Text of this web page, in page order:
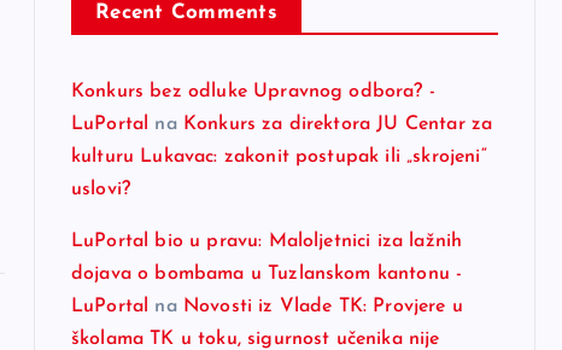
Recent Comments
Konkurs bez odluke Upravnog odbora? -
LuPortal
na Konkurs za direktora JU Centar za
kulturu Lukavac: zakonit postupak ili „skrojeni“
uslovi?
LuPortal bio u pravu: Maloljetnici iza lažnih
dojava o bombama u Tuzlanskom kantonu -
LuPortal
na Novosti iz Vlade TK: Provjere u
školama TK u toku, sigurnost učenika nije